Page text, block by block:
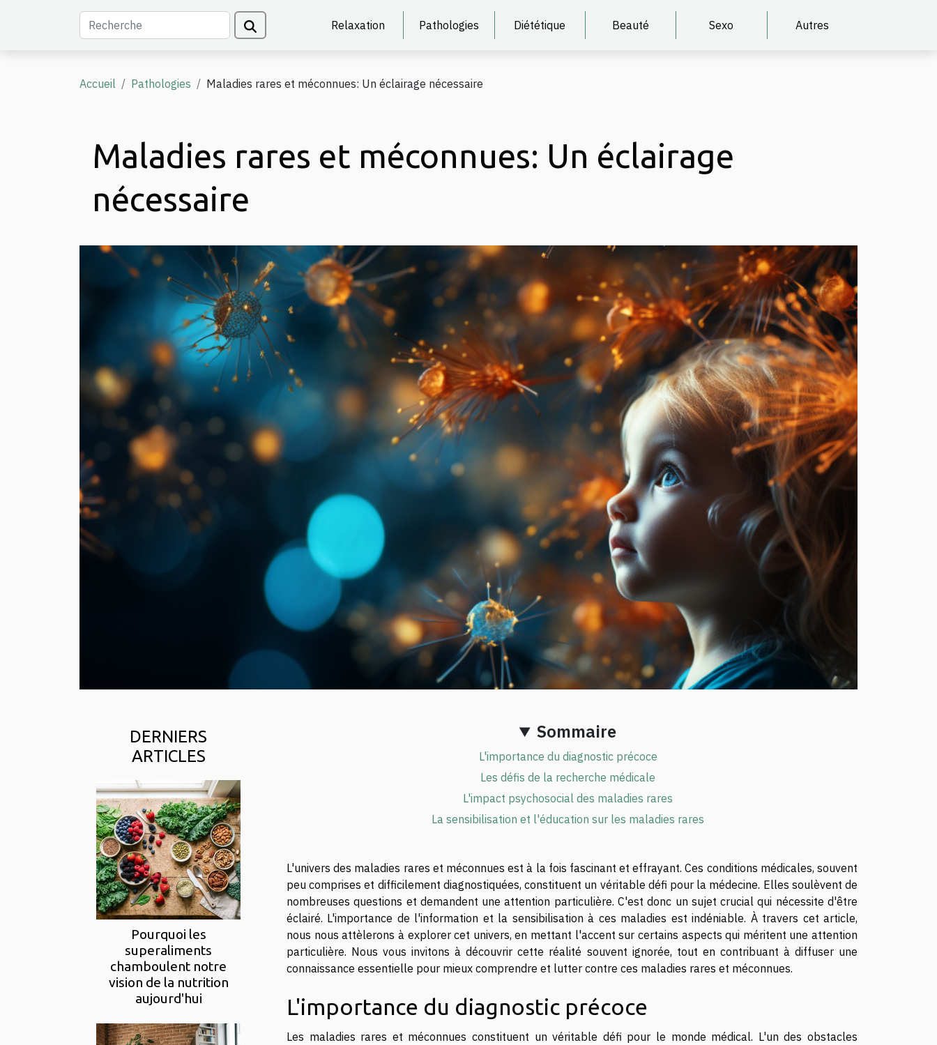
Relaxation Pathologies Diététique Beauté Sexo Autres
Accueil Pathologies Maladies rares et méconnues: Un éclairage nécessaire
Maladies rares et méconnues: Un éclairage
nécessaire
DERNIERS
ARTICLES
Pourquoi les
superaliments
chamboulent notre
vision de la nutrition
aujourd'hui
Sommaire
L'importance du diagnostic précoce
Les défis de la recherche médicale
L'impact psychosocial des maladies rares
La sensibilisation et l'éducation sur les maladies rares
L'univers des maladies rares et méconnues est à la fois fascinant et effrayant. Ces conditions médicales, souvent
peu comprises et difficilement diagnostiquées, constituent un véritable défi pour la médecine. Elles soulèvent de
nombreuses questions et demandent une attention particulière. C'est donc un sujet crucial qui nécessite d'être
éclairé. L'importance de l'information et la sensibilisation à ces maladies est indéniable. À travers cet article,
nous nous attèlerons à explorer cet univers, en mettant l'accent sur certains aspects qui méritent une attention
particulière. Nous vous invitons à découvrir cette réalité souvent ignorée, tout en contribuant à diffuser une
connaissance essentielle pour mieux comprendre et lutter contre ces maladies rares et méconnues.
L'importance du diagnostic précoce
Les maladies rares et méconnues constituent un véritable défi pour le monde médical. L'un des obstacles